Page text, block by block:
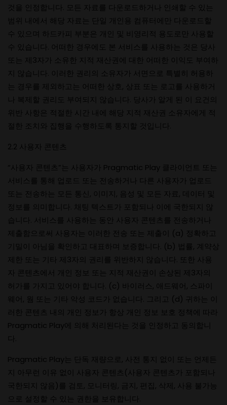
것을 인정합니다. 모든 자료를 다운로드하거나 인쇄할 수 있는
범위 내에서 해당 자료는 단일 개인용 컴퓨터에만 다운로드할
수 있으며 하드카피 부분은 개인 및 비영리적 용도로만 사용할
수 있습니다. 어떠한 경우에도 본 서비스를 사용하는 것은 당사
또는 제3자가 소유한 지적 재산권에 대한 어떠한 이익도 부여하
지 않습니다. 이러한 권리의 소유자가 서면으로 특별히 허용하
는 경우를 제외하고는 어떠한 상호, 상표 또는 로고를 사용하거
나 복제할 권리도 부여되지 않습니다. 당사가 알게 된 이 요건의
위반 사항은 적절한 시간 내에 해당 지적 재산권 소유자에게 적
절한 조치와 집행을 수행하도록 통지할 것입니다.
2.2 사용자 콘텐츠
“사용자 콘텐츠”는 사용자가 Pragmatic Play 클라이언트 또는
서비스를 통해 업로드 또는 전송하거나 다른 사용자가 업로드
또는 전송하는 모든 통신, 이미지, 음성 및 모든 자료, 데이터 및
정보를 의미합니다. 채팅 텍스트가 포함되나 이에 국한되지 않
습니다. 서비스를 사용하는 동안 사용자 콘텐츠를 전송하거나
제출함으로써 사용자는 이러한 전송 또는 제출이 (a) 정확하고
기밀이 아님을 확인하고 대표하며 보증합니다. (b) 법률, 계약상
제한 또는 기타 제3자의 권리를 위반하지 않습니다. 또한 사용
자 콘텐츠에서 개인 정보 또는 지적 재산권이 손상된 제3자의
허가를 가지고 있어야 합니다. (c) 바이러스, 애드웨어, 스파이
웨어, 웜 또는 기타 악성 코드가 없습니다. 그리고 (d) 귀하는 이
러한 콘텐츠 내의 개인 정보가 항상 개인 정보 보호 정책에 따라
Pragmatic Play에 의해 처리된다는 것을 인정하고 동의합니
다.
Pragmatic Play는 단독 재량으로, 사전 통지 없이 또는 언제든
지 아무런 이유 없이 사용자 콘텐츠(사용자 콘텐츠가 포함되나
국한되지 않음)를 검토, 모니터링, 금지, 편집, 삭제, 사용 불가능
으로 설정할 수 있는 권한을 보유합니다.